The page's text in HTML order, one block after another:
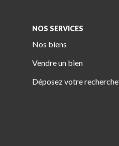
NOS SERVICES
Nos biens
Vendre un bien
Déposez votre recherche